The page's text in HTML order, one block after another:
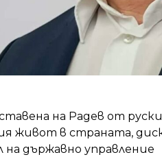
на Радев от
живот в страната,
на държавно управление